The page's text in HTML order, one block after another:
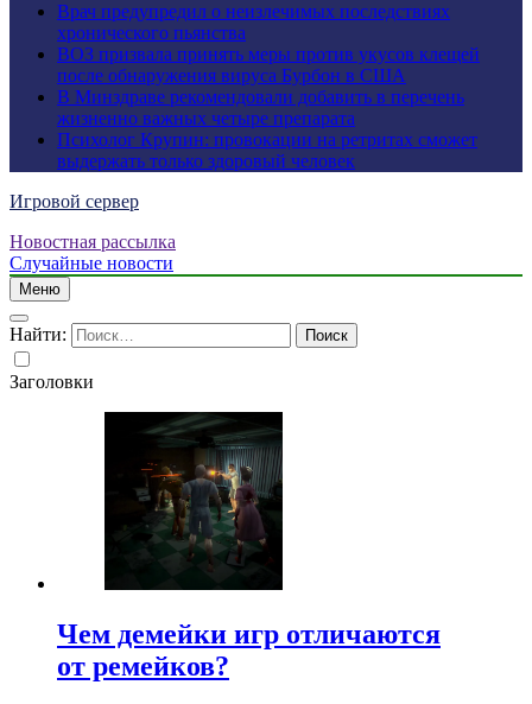
Врач предупредил о неизлечимых последствиях
хронического пьянства
ВОЗ призвала принять меры против укусов клещей
после обнаружения вируса Бурбон в США
В Минздраве рекомендовали добавить в перечень
жизненно важных четыре препарата
Психолог Крупин: провокации на ретритах сможет
выдержать только здоровый человек
Игровой сервер
Новостная рассылка
Случайные новости
Меню
Найти:
Заголовки
Чем демейки игр отличаются
от ремейков?